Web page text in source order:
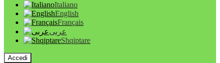
Italiano
English
Français
عربى
Shqiptare
Accedi